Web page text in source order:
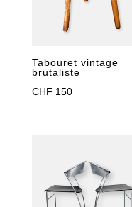
Tabouret vintage
brutaliste
CHF 150